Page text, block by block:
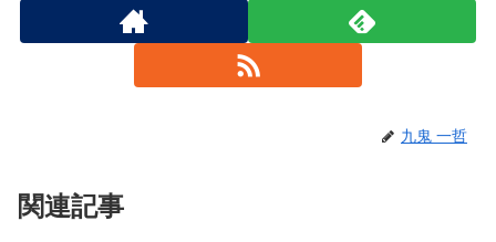
九鬼 一哲
関連記事